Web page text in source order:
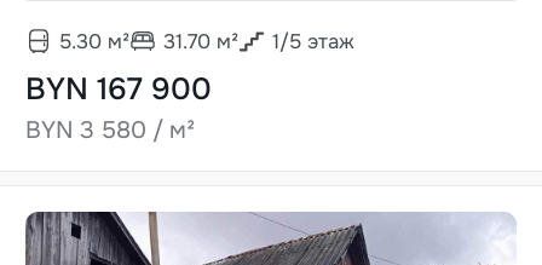
5.30м² 31.70м² 1/5этаж
BYN 167 900
BYN 3 580 / м²